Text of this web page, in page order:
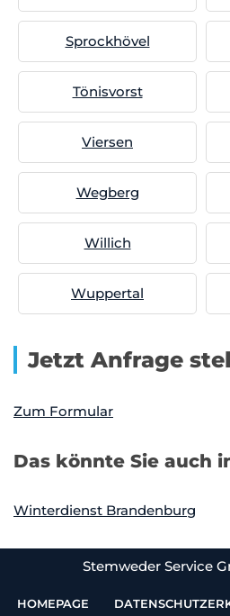
Sprockhövel
Tönisvorst
Viersen
Wegberg
Willich
Wuppertal
Jetzt Anfrage
Zum Formular
Das könnte Sie auch
Winterdienst Brandenburg
Stemweder Service
HOMEPAGE